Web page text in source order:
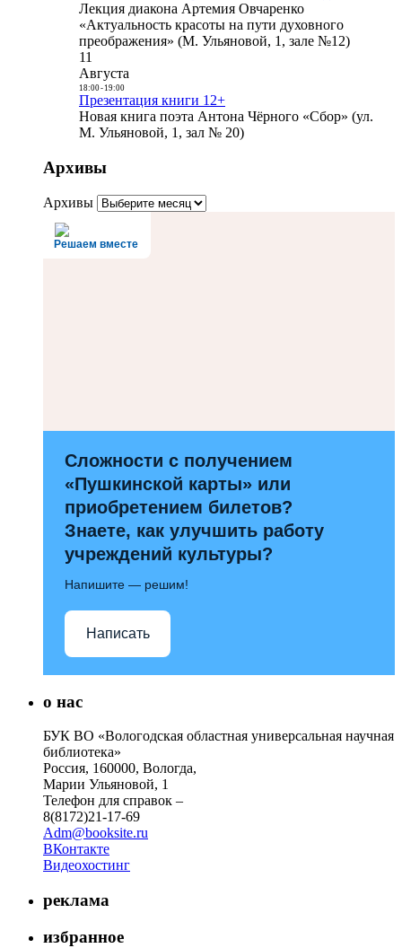
Лекция диакона Артемия Овчаренко
«Актуальность красоты на пути духовного
преображения» (М. Ульяновой, 1, зале №12)
11
Августа
18:00- 19:00
Презентация книги 12+
Новая книга поэта Антона Чёрного «Сбор» (ул.
М. Ульяновой, 1, зал № 20)
Архивы
Архивы
Решаем вместе
Сложности с получением
«Пушкинской карты» или
приобретением билетов?
Знаете, как улучшить работу
учреждений культуры?
Напишите — решим!
Написать
о нас
БУК ВО «Вологодская областная универсальная научная
библиотека»
Россия, 160000, Вологда,
Марии Ульяновой, 1
Телефон для справок –
8(8172)21-17-69
Adm@booksite.ru
ВКонтакте
Видеохостинг
реклама
избранное